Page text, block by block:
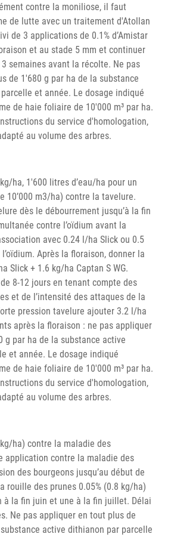
contre la moniliose, il faut
de lutte avec un traitement d'Atollan
de 3 applications de 0.1% d’Amistar
et au stade 5 mm et continuer
3 semaines avant la récolte. Ne pas
de 1'680 g par ha de la substance
et année. Le dosage indiqué
de haie foliaire de 10'000 m³ par ha.
du service d'homologation,
au volume des arbres.
ha, 1'600 litres d’eau/ha pour un
10’000 m3/ha) contre la tavelure.
dès le débourrement jusqu’à la fin
contre l’oïdium avant la
avec 0.24 l/ha Slick ou 0.5
Après la floraison, donner la
Slick + 1.6 kg/ha Captan S WG.
8-12 jours en tenant compte des
et de l’intensité des attaques de la
pression tavelure ajouter 3.2 l/ha
après la floraison : ne pas appliquer
g par ha de la substance active
et année. Le dosage indiqué
de haie foliaire de 10'000 m³ par ha.
du service d'homologation,
au volume des arbres.
ha) contre la maladie des
application contre la maladie des
des bourgeons jusqu’au début de
rouille des prunes 0.05% (0.8 kg/ha)
à la fin juin et une à la fin juillet. Délai
Ne pas appliquer en tout plus de
active dithianon par parcelle